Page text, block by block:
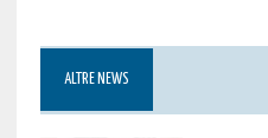
ALTRE NEWS